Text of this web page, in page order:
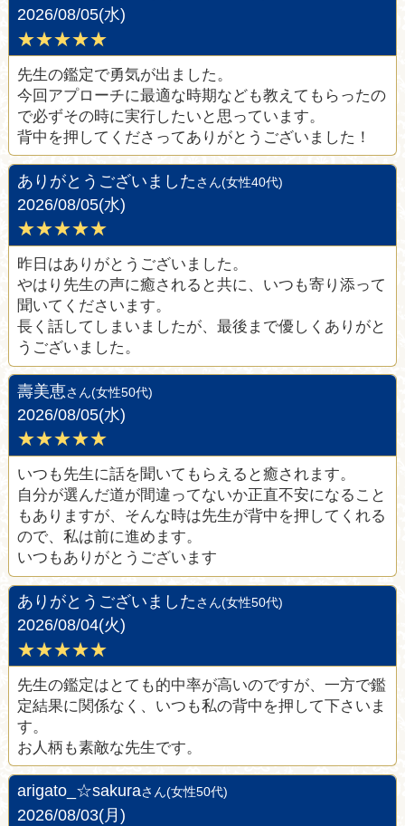
2026/08/05(水)
★★★★★
先生の鑑定で勇気が出ました。
今回アプローチに最適な時期なども教えてもらったの
で必ずその時に実行したいと思っています。
背中を押してくださってありがとうございました！
ありがとうございましたさん(女性40代)
2026/08/05(水)
★★★★★
昨日はありがとうございました。
やはり先生の声に癒されると共に、いつも寄り添って
聞いてくださいます。
長く話してしまいましたが、最後まで優しくありがと
うございました。
壽美恵さん(女性50代)
2026/08/05(水)
★★★★★
いつも先生に話を聞いてもらえると癒されます。
自分が選んだ道が間違ってないか正直不安になること
もありますが、そんな時は先生が背中を押してくれる
ので、私は前に進めます。
いつもありがとうございます
ありがとうございましたさん(女性50代)
2026/08/04(火)
★★★★★
先生の鑑定はとても的中率が高いのですが、一方で鑑
定結果に関係なく、いつも私の背中を押して下さいま
す。
お人柄も素敵な先生です。
arigato_☆sakuraさん(女性50代)
2026/08/03(月)